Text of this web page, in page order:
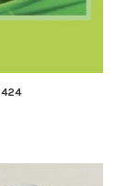
424